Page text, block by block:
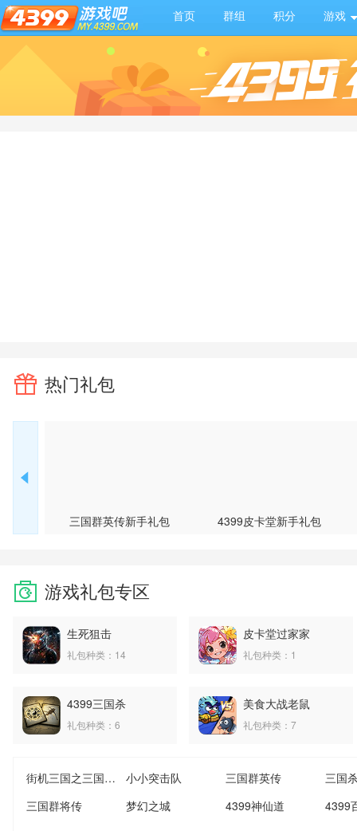
首页 群组 积分 游戏
热门礼包
三国群英传新手礼包 4399皮卡堂新手礼包
游戏礼包专区
生死狙击
礼包种类：14
皮卡堂过家家
礼包种类：1
4399三国杀
礼包种类：6
美食大战老鼠
礼包种类：7
街机三国之三国快打 小小突击队 三国群英传
三国
三国群将传
梦幻之城 4399神仙道 4399